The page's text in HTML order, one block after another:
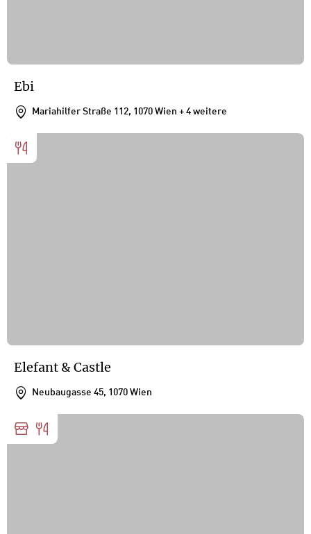
Ebi
Mariahilfer Straße 112, 1070 Wien + 4 weitere
Elefant & Castle
Neubaugasse 45, 1070 Wien